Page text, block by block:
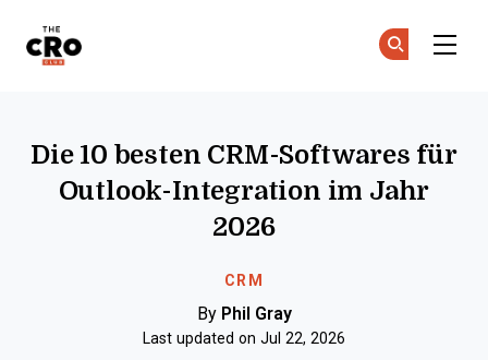
CRM
Die 10 besten CRM-Softwares für
Outlook-Integration im Jahr
2026
By Phil Gray
Last updated on Jul 22, 2026